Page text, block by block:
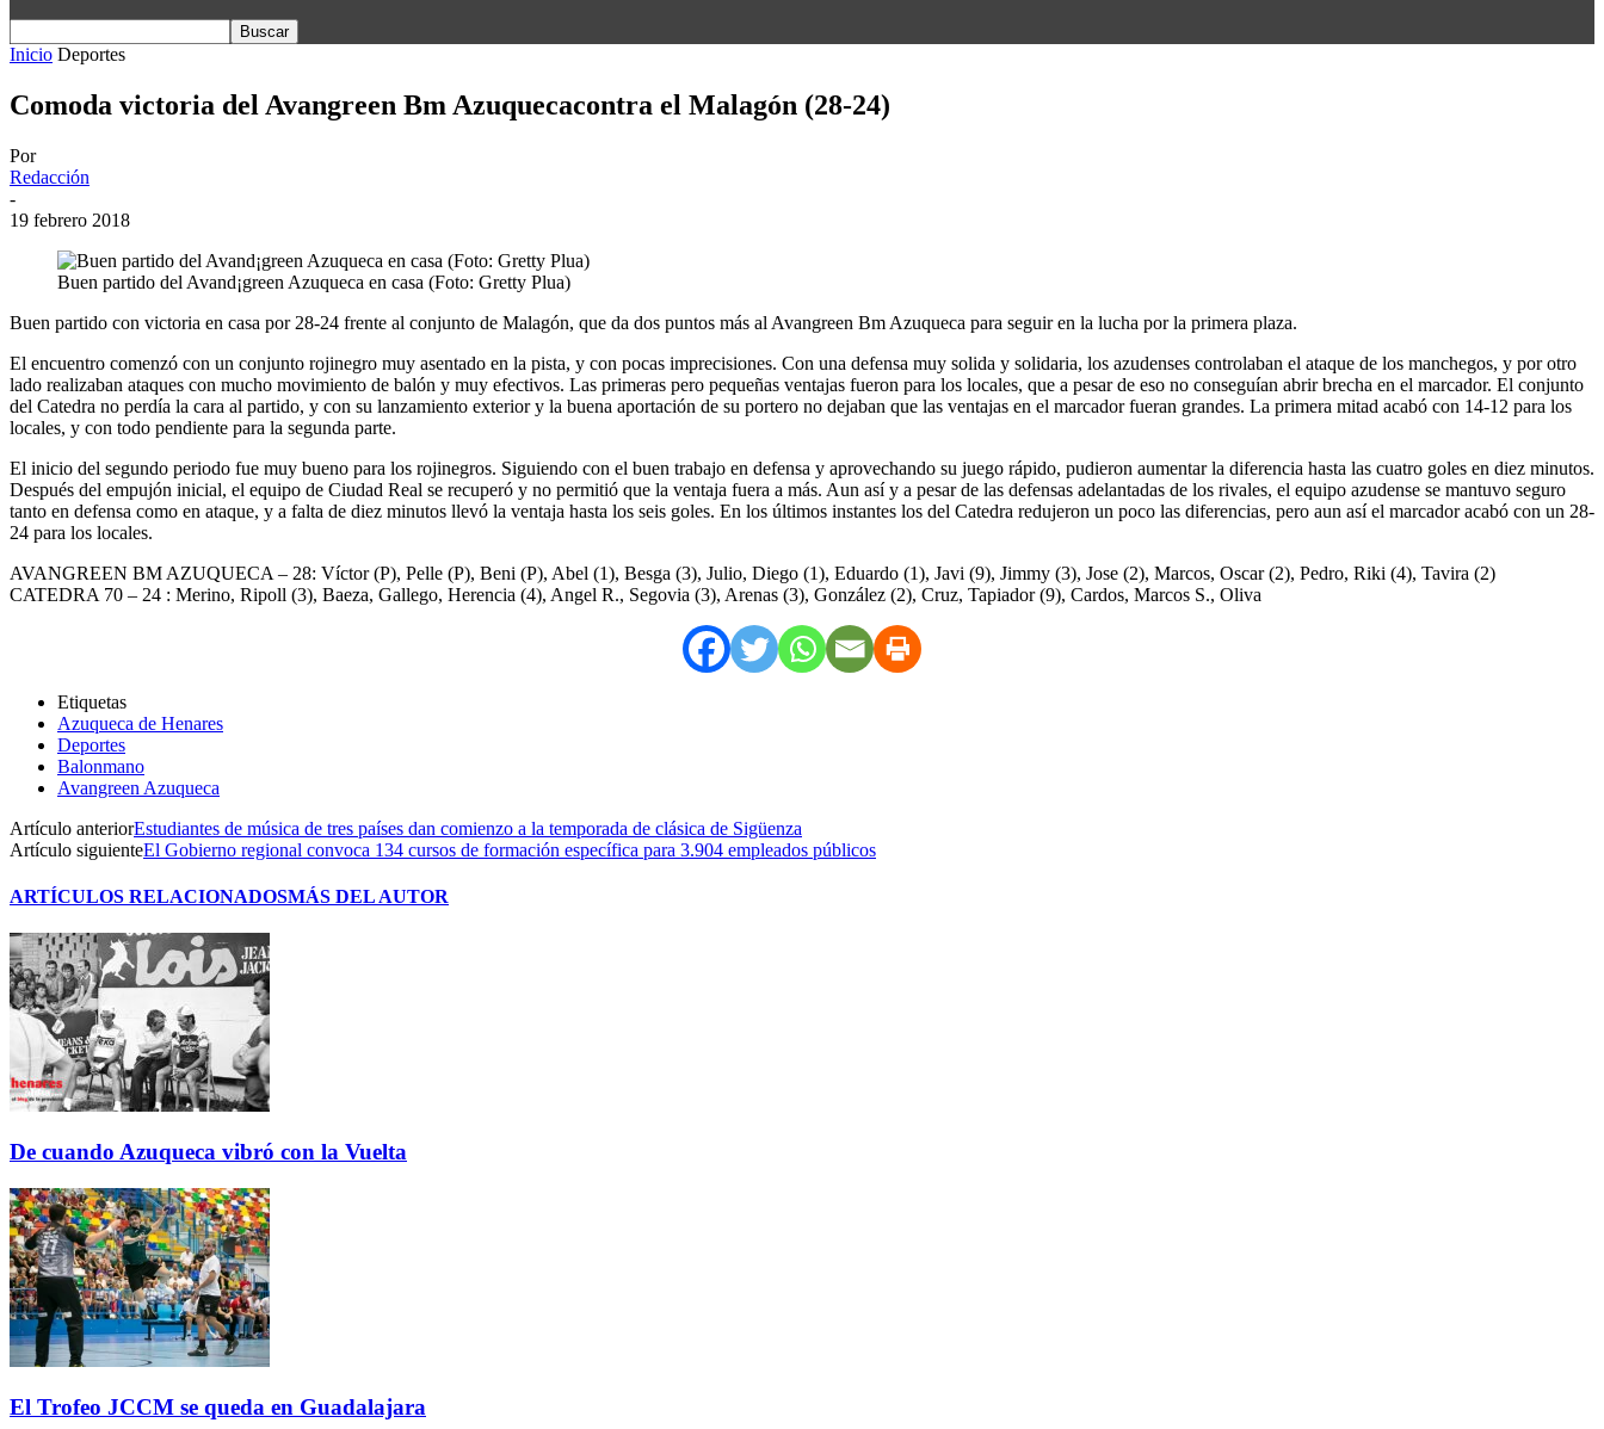
Inicio Deportes
Comoda victoria del Avangreen Bm Azuquecacontra el Malagón (28-24)
Por
Redacción
-
19 febrero 2018
Buen partido del Avand¡green Azuqueca en casa (Foto: Gretty Plua)
Buen partido con victoria en casa por 28-24 frente al conjunto de Malagón, que da dos puntos más al Avangreen Bm Azuqueca para seguir en la lucha por la primera plaza.
El encuentro comenzó con un conjunto rojinegro muy asentado en la pista, y con pocas imprecisiones. Con una defensa muy solida y solidaria, los azudenses controlaban el ataque de los manchegos, y por otro
lado realizaban ataques con mucho movimiento de balón y muy efectivos. Las primeras pero pequeñas ventajas fueron para los locales, que a pesar de eso no conseguían abrir brecha en el marcador. El conjunto
del Catedra no perdía la cara al partido, y con su lanzamiento exterior y la buena aportación de su portero no dejaban que las ventajas en el marcador fueran grandes. La primera mitad acabó con 14-12 para los
locales, y con todo pendiente para la segunda parte.
El inicio del segundo periodo fue muy bueno para los rojinegros. Siguiendo con el buen trabajo en defensa y aprovechando su juego rápido, pudieron aumentar la diferencia hasta las cuatro goles en diez minutos.
Después del empujón inicial, el equipo de Ciudad Real se recuperó y no permitió que la ventaja fuera a más. Aun así y a pesar de las defensas adelantadas de los rivales, el equipo azudense se mantuvo seguro
tanto en defensa como en ataque, y a falta de diez minutos llevó la ventaja hasta los seis goles. En los últimos instantes los del Catedra redujeron un poco las diferencias, pero aun así el marcador acabó con un 28-
24 para los locales.
AVANGREEN BM AZUQUECA – 28: Víctor (P), Pelle (P), Beni (P), Abel (1), Besga (3), Julio, Diego (1), Eduardo (1), Javi (9), Jimmy (3), Jose (2), Marcos, Oscar (2), Pedro, Riki (4), Tavira (2)
CATEDRA 70 – 24 : Merino, Ripoll (3), Baeza, Gallego, Herencia (4), Angel R., Segovia (3), Arenas (3), González (2), Cruz, Tapiador (9), Cardos, Marcos S., Oliva
Etiquetas
Azuqueca de Henares
Deportes
Balonmano
Avangreen Azuqueca
Artículo anteriorEstudiantes de música de tres países dan comienzo a la temporada de clásica de Sigüenza
Artículo siguienteEl Gobierno regional convoca 134 cursos de formación específica para 3.904 empleados públicos
ARTÍCULOS RELACIONADOSMÁS DEL AUTOR
De cuando Azuqueca vibró con la Vuelta
El Trofeo JCCM se queda en Guadalajara